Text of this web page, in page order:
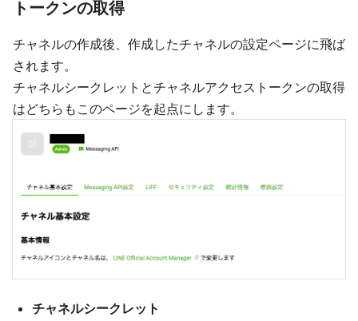
トークンの取得
チャネルの作成後、作成したチャネルの設定ページに飛ば
されます。
チャネルシークレットとチャネルアクセストークンの取得
はどちらもこのページを起点にします。
チャネルシークレット